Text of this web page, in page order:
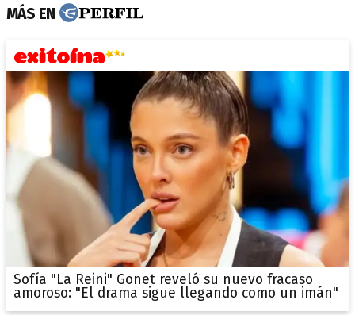
MÁS EN
Sofía "La Reini" Gonet reveló su nuevo fracaso
amoroso: "El drama sigue llegando como un imán"